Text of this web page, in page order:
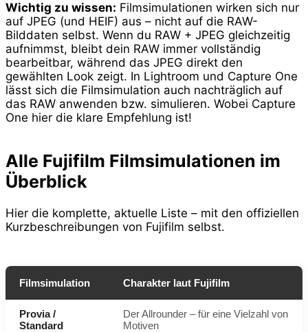
Wichtig zu wissen: Filmsimulationen wirken sich nur
auf JPEG (und HEIF) aus – nicht auf die RAW-
Bilddaten selbst. Wenn du RAW + JPEG gleichzeitig
aufnimmst, bleibt dein RAW immer vollständig
bearbeitbar, während das JPEG direkt den
gewählten Look zeigt. In Lightroom und Capture One
lässt sich die Filmsimulation auch nachträglich auf
das RAW anwenden bzw. simulieren. Wobei Capture
One hier die klare Empfehlung ist!
Alle Fujifilm Filmsimulationen im
Überblick
Hier die komplette, aktuelle Liste – mit den offiziellen
Kurzbeschreibungen von Fujifilm selbst.
Filmsimulation Charakter laut Fujifilm
Provia /
Standard
Der Allrounder – für eine Vielzahl von
Motiven